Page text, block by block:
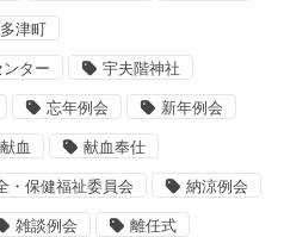
津町
ター 宇夫階神社
忘年例会 新年例会
献血 献血奉仕
・保健福祉委員会 納涼例会
雑談例会 離任式